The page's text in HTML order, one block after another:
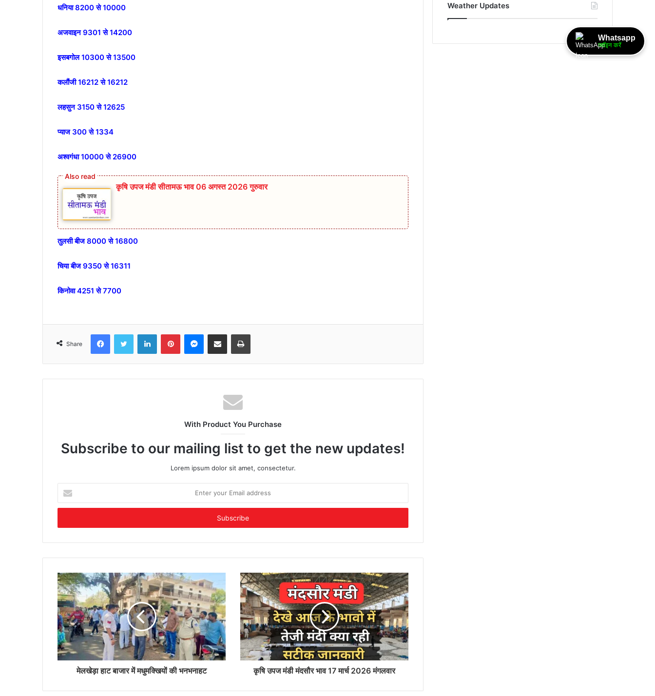
धनिया 8200 से 10000
अजवाइन 9301 से 14200
इसबगोल 10300 से 13500
कलौंजी 16212 से 16212
लहसुन 3150 से 12625
प्याज 300 से 1334
अश्वगंधा 10000 से 26900
कृषि उपज मंडी सीतामऊ भाव 06 अगस्त 2026 गुरुवार
तुलसी बीज 8000 से 16800
चिया बीज 9350 से 16311
किनोवा 4251 से 7700
Share
FacebookTwitter LinkedInPinterestMessenger
Share via Email Print
With Product You Purchase
Subscribe to our mailing list to get the new updates!
Lorem ipsum dolor sit amet, consectetur.
your
Email
मेलखेड़ा हाट बाजार में मधुमक्खियों की भनभनाहट कृषि उपज मंडी मंदसौर भाव 17 मार्च 2026 मंगलवार
Weather Updates
Whatsapp
ज्वॉइन करें